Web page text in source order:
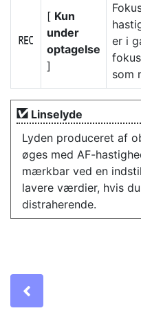
E
[ Kun
under
optagelse
]
er i
som
Linselyde
Lyden produceret af
øges med AF-
mærkbar ved en
lavere værdier, hvis
distraherende.